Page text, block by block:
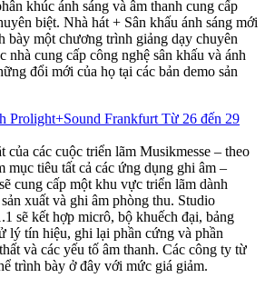
khúc ánh sáng và âm thanh cung cấp
biệt. Nhà hát + Sân khấu ánh sáng mới
bày một chương trình giảng dạy chuyên
nhà cung cấp công nghệ sân khấu và ánh
đổi mới của họ tại các bản demo sản
của các cuộc triển lãm Musikmesse – theo
mục tiêu tất cả các ứng dụng ghi âm –
cung cấp một khu vực triển lãm dành
xuất và ghi âm phòng thu. Studio
sẽ kết hợp micrô, bộ khuếch đại, bảng
lý tín hiệu, ghi lại phần cứng và phần
và các yếu tố âm thanh. Các công ty từ
trình bày ở đây với mức giá giảm.